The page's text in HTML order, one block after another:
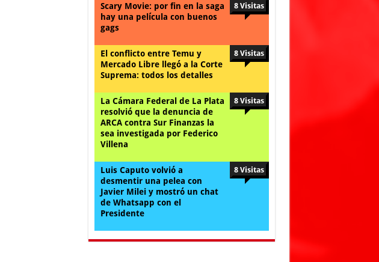
Scary Movie: por fin en la saga
hay una película con buenos
gags
8 Visitas
El conflicto entre Temu y
Mercado Libre llegó a la Corte
Suprema: todos los detalles
8 Visitas
La Cámara Federal de La Plata
resolvió que la denuncia de
ARCA contra Sur Finanzas la
sea investigada por Federico
Villena
8 Visitas
Luis Caputo volvió a
desmentir una pelea con
Javier Milei y mostró un chat
de Whatsapp con el
Presidente
8 Visitas